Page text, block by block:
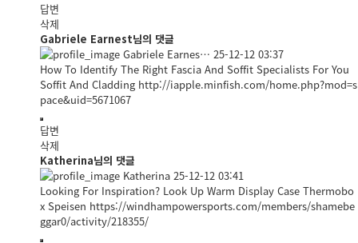
답변
삭제
Gabriele Earnest님의 댓글
Gabriele Earnes… 25-12-12 03:37
How To Identify The Right Fascia And Soffit Specialists For You
Soffit And Cladding http://iapple.minfish.com/home.php?mod=s
pace&uid=5671067
답변
삭제
Katherina님의 댓글
Katherina 25-12-12 03:41
Looking For Inspiration? Look Up Warm Display Case Thermobo
x Speisen https://windhampowersports.com/members/shamebe
ggar0/activity/218355/